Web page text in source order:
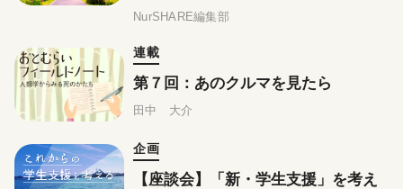
大学における実践報告
NurSHARE編集部
連載
第７回：あのクルマを見たら
田中 大介
企画
【座談会】「新・学生支援」を考え